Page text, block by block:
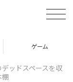
t
o
a
v
ゲーム
ッドスペースを収